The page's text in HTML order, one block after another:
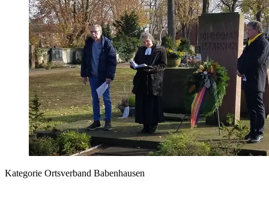
Kategorie Ortsverband Babenhausen